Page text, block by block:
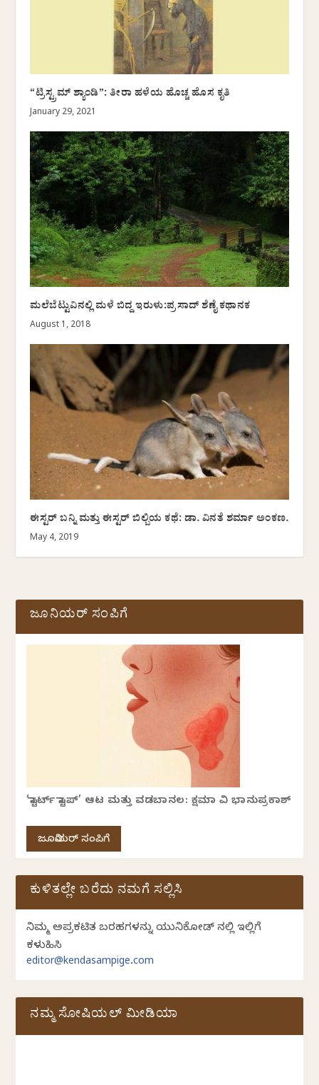
“ಟ್ರಿಸ್ಟ್ರಮ್ ಶ್ಯಾಂಡಿ”: ತೀರಾ ಹಳೆಯ ಹೊಚ್ಚ ಹೊಸ ಕೃತಿ
January 29, 2021
ಮಲೆಬೆಟ್ಟುವಿನಲ್ಲಿ ಮಳೆ ಬಿದ್ದ ಇರುಳು:ಪ್ರಸಾದ್ ಶೆಣೈ ಕಥಾನಕ
August 1, 2018
ಈಸ್ಟರ್ ಬನ್ನಿ ಮತ್ತು ಈಸ್ಟರ್ ಬಿಲ್ಬಿಯ ಕಥೆ: ಡಾ. ವಿನತೆ ಶರ್ಮಾ ಅಂಕಣ.
May 4, 2019
ಜೂನಿಯರ್ ಸಂಪಿಗೆ
‘ಸ್ಟಾರ್ಟ್ ಸ್ಟಾಪ್’ ಆಟ ಮತ್ತು ವಡಬಾನಲ: ಕ್ಷಮಾ ವಿ ಭಾನುಪ್ರಕಾಶ್
ಜೂನಿಯರ್ ಸಂಪಿಗೆ
ಕುಳಿತಲ್ಲೇ ಬರೆದು ನಮಗೆ ಸಲ್ಲಿಸಿ
ನಿಮ್ಮ ಅಪ್ರಕಟಿತ ಬರಹಗಳನ್ನು ಯುನಿಕೋಡ್ ನಲ್ಲಿ ಇಲ್ಲಿಗೆ
ಕಳುಹಿಸಿ
editor@kendasampige.com
ನಮ್ಮ ಸೋಷಿಯಲ್‌ ಮೀಡಿಯಾ